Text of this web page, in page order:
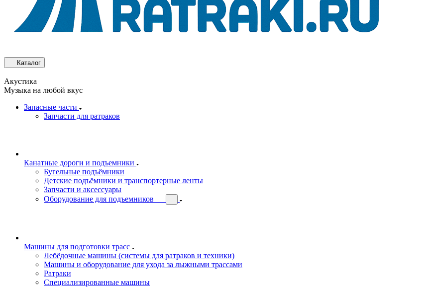
Каталог
Акустика
Музыка на любой вкус
Запасные части
Запчасти для ратраков
Канатные дороги и подъемники
Бугельные подъёмники
Детские подъёмники и транспортерные ленты
Запчасти и аксессуары
Оборудование для подъемников
Машины для подготовки трасс
Лебёдочные машины (системы для ратраков и техники)
Машины и оборудование для ухода за лыжными трассами
Ратраки
Специализированные машины